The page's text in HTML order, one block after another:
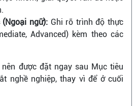
(Ngoại ngữ):Ghi rõ trình độ thực
Advanced) kèm theo các
được đặt ngay sau Mục tiêu
nghề nghiệp, thay vì để ở cuối